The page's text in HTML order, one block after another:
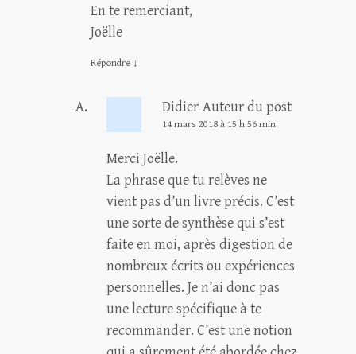
En te remerciant,
Joëlle
Répondre ↓
Didier Auteur du post
14 mars 2018 à 15 h 56 min
Merci Joëlle.
La phrase que tu relèves ne
vient pas d’un livre précis. C’est
une sorte de synthèse qui s’est
faite en moi, après digestion de
nombreux écrits ou expériences
personnelles. Je n’ai donc pas
une lecture spécifique à te
recommander. C’est une notion